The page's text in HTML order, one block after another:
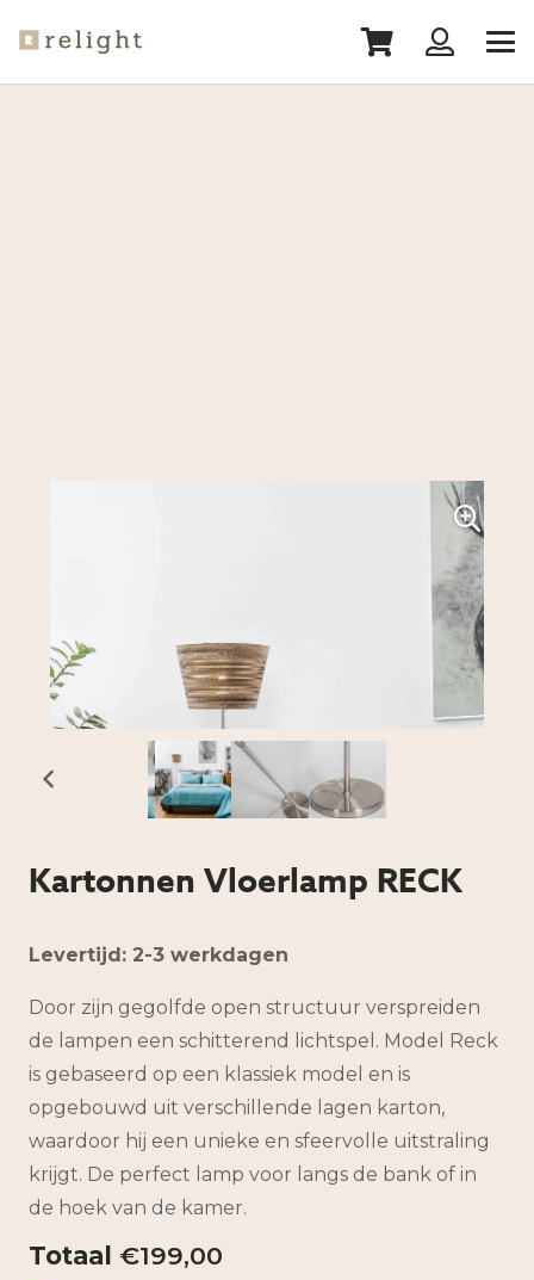
Kartonnen Vloerlamp RECK
Levertijd: 2-3 werkdagen
Door zijn gegolfde open structuur verspreiden
de lampen een schitterend lichtspel. Model Reck
is gebaseerd op een klassiek model en is
opgebouwd uit verschillende lagen karton,
waardoor hij een unieke en sfeervolle uitstraling
krijgt. De perfect lamp voor langs de bank of in
de hoek van de kamer.
€199,00